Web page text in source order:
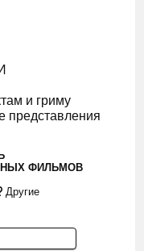
и гриму
представления
ФИЛЬМОВ
Другие